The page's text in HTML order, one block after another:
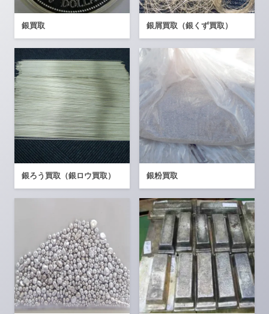
銀買取 銀屑買取（銀くず買取）
銀ろう買取（銀ロウ買取） 銀粉買取